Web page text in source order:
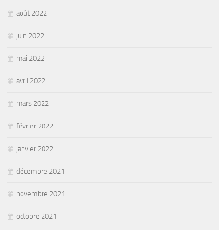
août 2022
juin 2022
mai 2022
avril 2022
mars 2022
février 2022
janvier 2022
décembre 2021
novembre 2021
octobre 2021